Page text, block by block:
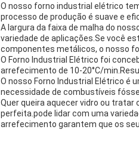
O nosso forno industrial elétrico
processo de produção é suave e
A largura da faixa de malha do
variedade de aplicações.Se você
componentes metálicos, o nosso
O Forno Industrial Elétrico foi
arrefecimento de 10-20°C/
O nosso Forno Industrial Elétrico é
necessidade de combustíveis
Quer queira aquecer vidro ou
perfeita.pode lidar com uma
arrefecimento garantem que os